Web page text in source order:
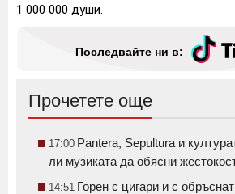
1 000 000 души.
Последвайте ни в:
Прочетете още
17:00 Pantera, Sepultura и
ли музиката да обясни
14:51 Горен с цигари и с